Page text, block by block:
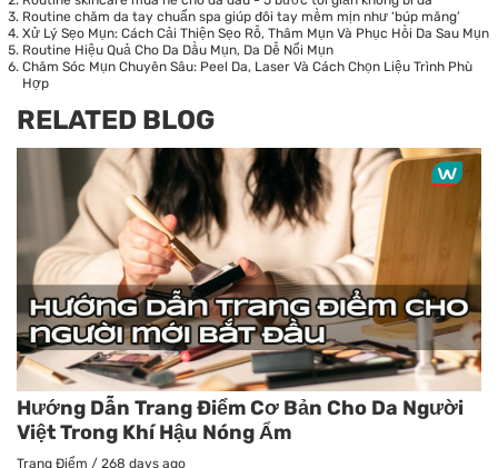
Routine chăm da tay chuẩn spa giúp đôi tay mềm mịn như ‘búp măng’
Xử Lý Sẹo Mụn: Cách Cải Thiện Sẹo Rỗ, Thâm Mụn Và Phục Hồi Da Sau Mụn
Routine Hiệu Quả Cho Da Dầu Mụn, Da Dễ Nổi Mụn
Chăm Sóc Mụn Chuyên Sâu: Peel Da, Laser Và Cách Chọn Liệu Trình Phù
Hợp
RELATED BLOG
Hướng Dẫn Trang Điểm Cơ Bản Cho Da Người
Việt Trong Khí Hậu Nóng Ẩm
Trang Điểm / 268 days ago